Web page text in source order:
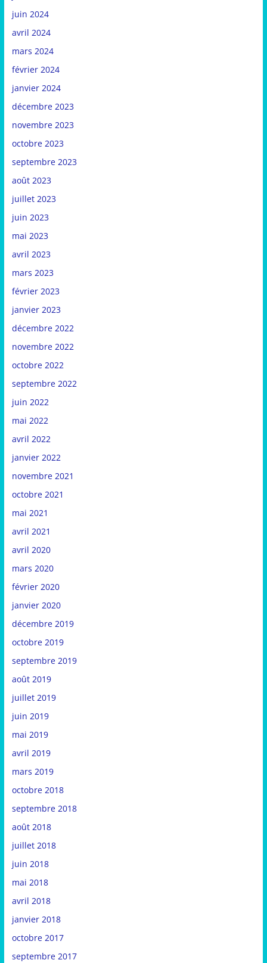
juin 2024
avril 2024
mars 2024
février 2024
janvier 2024
décembre 2023
novembre 2023
octobre 2023
septembre 2023
août 2023
juillet 2023
juin 2023
mai 2023
avril 2023
mars 2023
février 2023
janvier 2023
décembre 2022
novembre 2022
octobre 2022
septembre 2022
juin 2022
mai 2022
avril 2022
janvier 2022
novembre 2021
octobre 2021
mai 2021
avril 2021
avril 2020
mars 2020
février 2020
janvier 2020
décembre 2019
octobre 2019
septembre 2019
août 2019
juillet 2019
juin 2019
mai 2019
avril 2019
mars 2019
octobre 2018
septembre 2018
août 2018
juillet 2018
juin 2018
mai 2018
avril 2018
janvier 2018
octobre 2017
septembre 2017